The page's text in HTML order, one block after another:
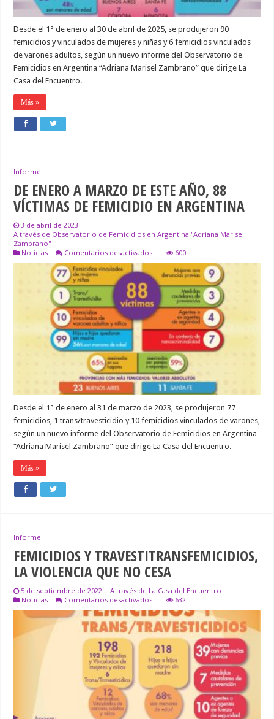
AÑO
Desde el 1° de enero al 30 de abril de 2025, se produjeron 90
femicidios y vinculados de mujeres y niñas y 6 femicidios vinculados
de varones adultos, según un nuevo informe del Observatorio de
Femicidios en Argentina “Adriana Marisel Zambrano” que dirige La
Casa del Encuentro.
Más »
Informe
DE ENERO A MARZO DE ESTE AÑO, 88
VÍCTIMAS DE FEMICIDIO EN ARGENTINA
3 de abril de 2023
A través de Observatorio de Femicidios en Argentina ''Adriana Marisel
Zambrano''
Noticias
Comentarios desactivadosen
ENERO
A
MARZO
ESTE
AÑO,
VÍCTIMAS
DE
FEMICIDIO
EN
ARGENTINA
600
Desde el 1° de enero al 31 de marzo de 2023, se produjeron 77
femicidios, 1 trans/travesticidio y 10 femicidios vinculados de varones,
según un nuevo informe del Observatorio de Femicidios en Argentina
“Adriana Marisel Zambrano” que dirige La Casa del Encuentro.
Más »
Informe
FEMICIDIOS Y TRAVESTITRANSFEMICIDIOS,
LA VIOLENCIA QUE NO CESA
5 de septiembre de 2022
A través de La Casa del Encuentro
Noticias
Comentarios desactivadosen
Y
TRAVESTITRANSFEMICIDIOS,
LA
VIOLENCIA
QUE
NO
CESA
632